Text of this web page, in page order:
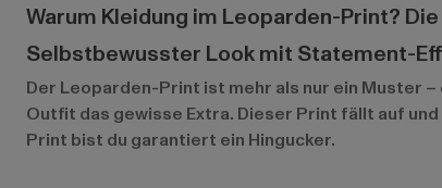
Warum Kleidung im Leoparden-Print?
Selbstbewusster Look mit Statement-
Der Leoparden-Print ist mehr als nur ein Muster
Outfit das gewisse Extra. Dieser Print fällt auf
Print bist du garantiert ein Hingucker.